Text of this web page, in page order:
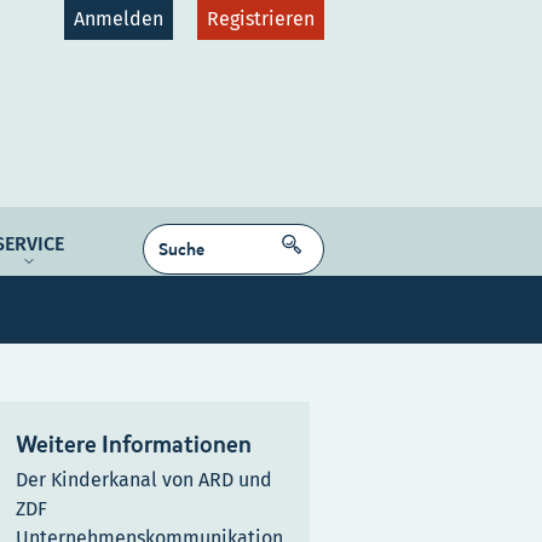
Anmelden Registrieren
SUCHEN
INFORMATIONEN
Weitere Informationen
Der Kinderkanal von ARD und
ZDF